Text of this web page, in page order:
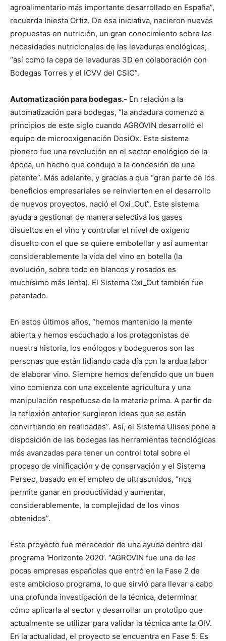
agroalimentario más importante desarrollado en España”,
recuerda Iniesta Ortiz. De esa iniciativa, nacieron nuevas
propuestas en nutrición, un gran conocimiento sobre las
necesidades nutricionales de las levaduras enológicas,
“así como la cepa de levaduras 3D en colaboración con
Bodegas Torres y el ICVV del CSIC”.
Automatización para bodegas.- En relación a la
automatización para bodegas, “la andadura comenzó a
principios de este siglo cuando AGROVIN desarrolló el
equipo de microoxigenación DosiOx. Este sistema
pionero fue una revolución en el sector enológico de la
época, un hecho que condujo a la concesión de una
patente”. Más adelante, y gracias a que “gran parte de los
beneficios empresariales se reinvierten en el desarrollo
de nuevos proyectos, nació el Oxi_Out”. Este sistema
ayuda a gestionar de manera selectiva los gases
disueltos en el vino y controlar el nivel de oxígeno
disuelto con el que se quiere embotellar y así aumentar
considerablemente la vida del vino en botella (la
evolución, sobre todo en blancos y rosados es
muchísimo más lenta). El Sistema Oxi_Out también fue
patentado.
En estos últimos años, “hemos mantenido la mente
abierta y hemos escuchado a los protagonistas de
nuestra historia, los enólogos y bodegueros son las
personas que están lidiando cada día con la ardua labor
de elaborar vino. Siempre hemos defendido que un buen
vino comienza con una excelente agricultura y una
manipulación respetuosa de la materia prima. A partir de
la reflexión anterior surgieron ideas que se están
convirtiendo en realidades”. Así, el Sistema Ulises pone a
disposición de las bodegas las herramientas tecnológicas
más avanzadas para tener un control total sobre el
proceso de vinificación y de conservación y el Sistema
Perseo, basado en el empleo de ultrasonidos, “nos
permite ganar en productividad y aumentar,
considerablemente, la complejidad de los vinos
obtenidos”.
Este proyecto fue merecedor de una ayuda dentro del
programa ‘Horizonte 2020’. “AGROVIN fue una de las
pocas empresas españolas que entró en la Fase 2 de
este ambicioso programa, lo que sirvió para llevar a cabo
una profunda investigación de la técnica, determinar
cómo aplicarla al sector y desarrollar un prototipo que
actualmente se utilizar para validar la técnica ante la OIV.
En la actualidad, el proyecto se encuentra en Fase 5. Es